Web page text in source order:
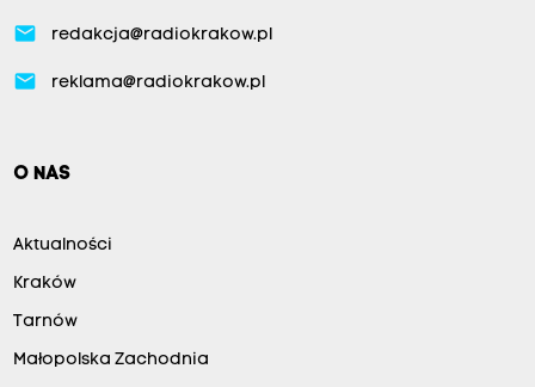
email redakcja@radiokrakow.pl
email reklama@radiokrakow.pl
O NAS
Aktualności
Kraków
Tarnów
Małopolska Zachodnia